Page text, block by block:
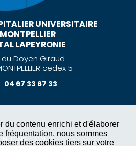
du contenu enrichi et d'élaborer
fréquentation, nous sommes
des cookies tiers sur votre
UNIVERSITAIRE
LAPEYRONIE
du Doyen Giraud
cedex 5
04 67 33 67 33
LÉGALES